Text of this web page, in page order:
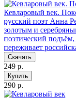
Кевларовый век.
русский поэт Анна
золотым и
поэтический
переживает
Скачать
249 р.
Купить
290 р.